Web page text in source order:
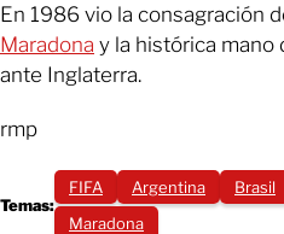
En 1986 vio la consagración
Maradona y la histórica mano
ante Inglaterra.
rmp
Temas:
FIFA Argentina Brasil
Maradona